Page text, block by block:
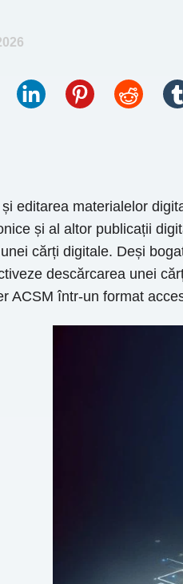
editarea materialelor
și al altor publicații
cărți digitale. Deși
descărcarea unei
ACSM într-un format